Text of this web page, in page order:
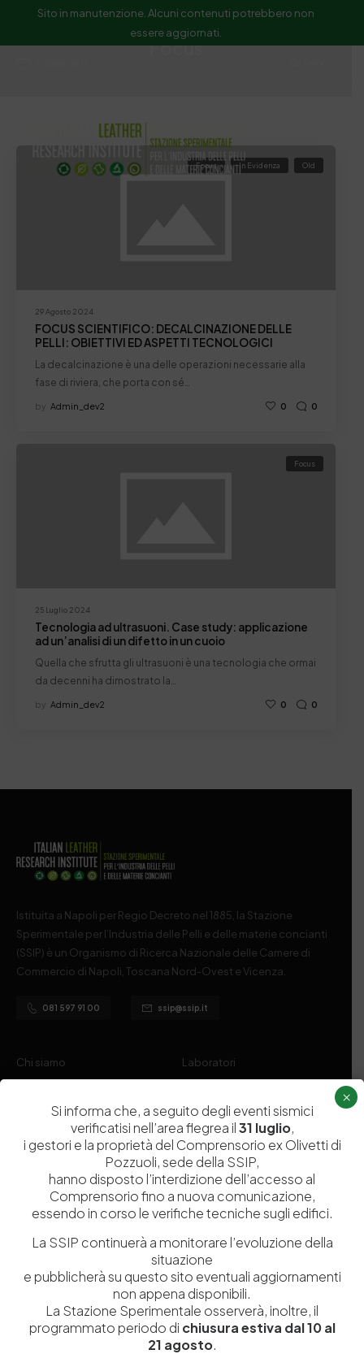
Sito in manutenzione. Alcuni contenuti potrebbero non
essere aggiornati.
Focus
29 Agosto 2024
Focus In Evidenza Old
FOCUS SCIENTIFICO: DECALCINAZIONE DELLE
PELLI: OBIETTIVI ED ASPETTI TECNOLOGICI
La decalcinazione è una delle operazioni necessarie alla
fase di riviera, che porta con sé…
by Admin_dev2 0 0
25 Luglio 2024
Focus
Tecnologia ad ultrasuoni. Case study: applicazione
ad un’analisi di un difetto in un cuoio
Quella che sfrutta gli ultrasuoni è una tecnologia che ormai
da decenni ha dimostrato la…
by Admin_dev2 0 0
Istituita a Napoli per Regio Decreto nel 1885, la Stazione
Sperimentale per l’Industria delle Pelli e delle materie concianti
(SSIP) è un Organismo di Ricerca Nazionale delle Camere di
Commercio di Napoli, Toscana Nord-Ovest e Vicenza.
081 597 91 00 ssip@ssip.it
Chi siamo
Ricerca e Sviluppo
Formazione
Divulgazione scientifica e
documentazione
Contribuenti
Contatti
Laboratori
Biblioteca
Politecnico del Cuoio
Media
Tutela Whistleblowing
Amministrazione Trasparente
Codice fiscale e Partita Iva07936981211
Si informa che, a seguito degli eventi sismici
verificatisi nell’area flegrea il31 luglio,
i gestori e la proprietà del Comprensorio ex Olivetti di
Pozzuoli, sede della SSIP,
hanno disposto l’interdizione dell’accesso al
Comprensorio fino a nuova comunicazione,
essendo in corso le verifiche tecniche sugli edifici.
La SSIP continuerà a monitorare l’evoluzione della
situazione
e pubblicherà su questo sito eventuali aggiornamenti
non appena disponibili.
La Stazione Sperimentale osserverà, inoltre, il
programmato periodo di chiusura estiva dal 10 al
21 agosto.
×